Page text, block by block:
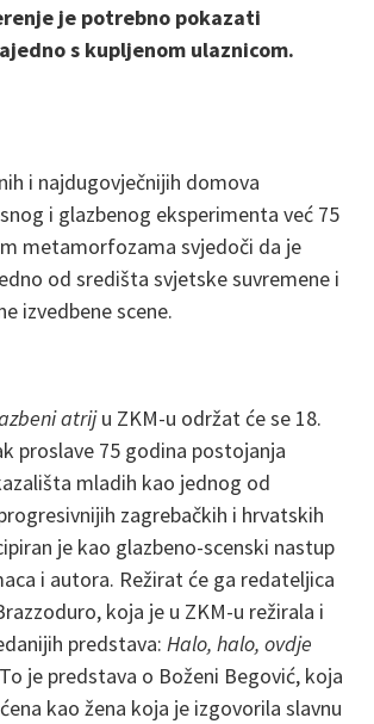
je potrebno pokazati
s kupljenom ulaznicom.
i najdugovječnijih domova
i glazbenog eksperimenta već 75
metamorfozama svjedoči da je
od središta svjetske suvremene i
izvedbene scene.
atriju ZKM-u održat će se 18.
proslave 75 godina postojanja
mladih kao jednog od
zagrebačkih i hrvatskih
je kao glazbeno-scenski nastup
i autora. Režirat će ga redateljica
koja je u ZKM-u režirala i
predstava: Halo, halo, ovdje
je predstava o Boženi Begović, koja
kao žena koja je izgovorila slavnu